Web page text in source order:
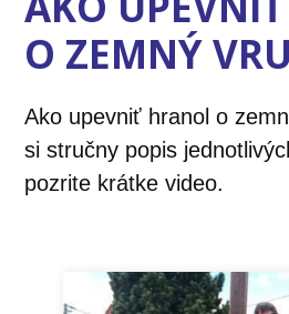
O ZEMNÝ
Ako upevniť hranol o
si stručny popis
pozrite krátke video.